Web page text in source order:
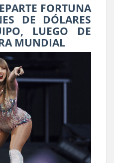
FORTUNA
DE DÓLARES
LUEGO DE
MUNDIAL